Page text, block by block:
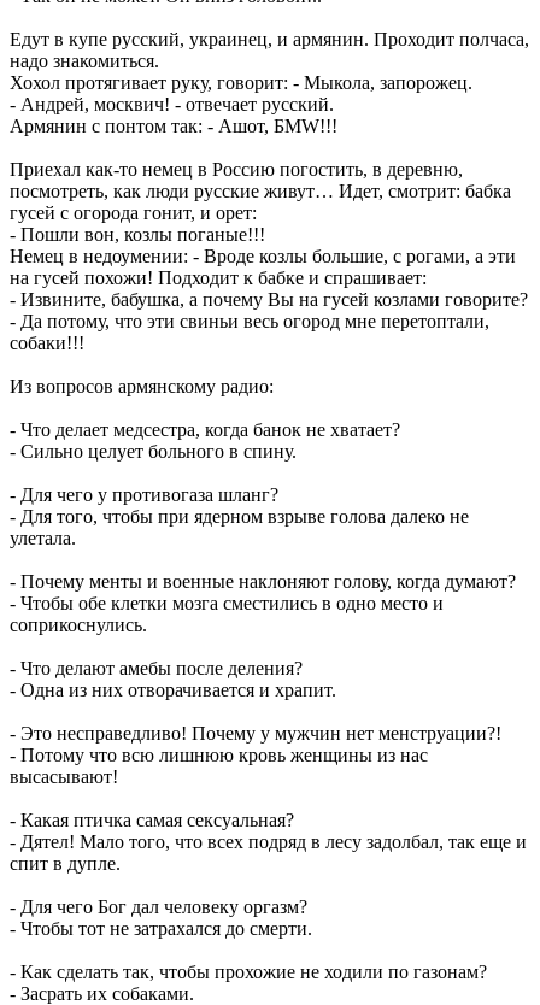
Едут в купе русский, украинец, и армянин. Проходит полчаса,
надо знакомиться.
Хохол протягивает руку, говорит: - Мыкола, запорожец.
- Андрей, москвич! - отвечает русский.
Армянин с понтом так: - Ашот, БМW!!!
Приехал как-то немец в Россию погостить, в деревню,
посмотреть, как люди русские живут… Идет, смотрит: бабка
гусей с огорода гонит, и орет:
- Пошли вон, козлы поганые!!!
Немец в недоумении: - Вроде козлы большие, с рогами, а эти
на гусей похожи! Подходит к бабке и спрашивает:
- Извините, бабушка, а почему Вы на гусей козлами говорите?
- Да потому, что эти свиньи весь огород мне перетоптали,
собаки!!!
Из вопросов армянскому радио:
- Что делает медсестра, когда банок не хватает?
- Сильно целует больного в спину.
- Для чего у противогаза шланг?
- Для того, чтобы при ядерном взрыве голова далеко не
улетала.
- Почему менты и военные наклоняют голову, когда думают?
- Чтобы обе клетки мозга сместились в одно место и
соприкоснулись.
- Что делают амебы после деления?
- Одна из них отворачивается и храпит.
- Это несправедливо! Почему у мужчин нет менструации?!
- Потому что всю лишнюю кровь женщины из нас
высасывают!
- Какая птичка самая ceкcуальная?
- Дятел! Мало того, что всех подряд в лесу задолбал, так еще и
спит в дупле.
- Для чего Бог дал человеку оргазм?
- Чтобы тот не затрахался до смерти.
- Как сделать так, чтобы прохожие не ходили по газонам?
- Засрать их собаками.